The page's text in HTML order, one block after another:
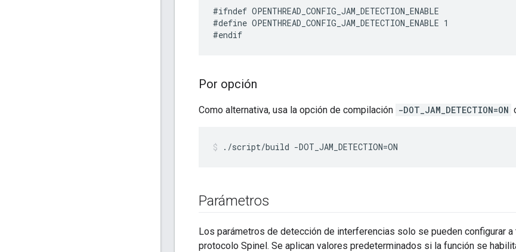
#define OPENTHREAD_CONFIG_JAM_DETECTION_ENABLE 1
Por opción
Como alternativa, usa la opción de compilación -DOT_JAM_DETECTION=ON
./script/build -DOT_JAM_DETECTION=ON
Parámetros
Los parámetros de detección de interferencias solo se pueden configurar
protocolo Spinel. Se aplican valores predeterminados si la función se